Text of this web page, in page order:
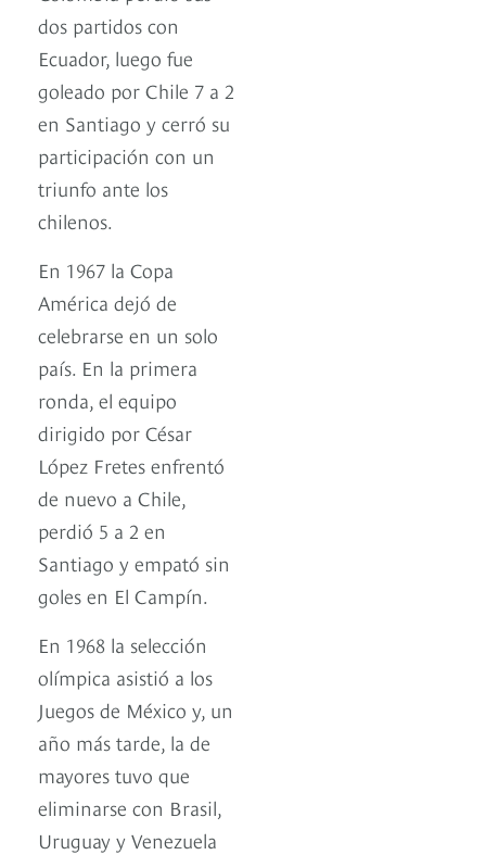
dos partidos con
Ecuador, luego fue
goleado por Chile 7 a 2
en Santiago y cerró su
participación con un
triunfo ante los
chilenos.
En 1967 la Copa
América dejó de
celebrarse en un solo
país. En la primera
ronda, el equipo
dirigido por César
López Fretes enfrentó
de nuevo a Chile,
perdió 5 a 2 en
Santiago y empató sin
goles en El Campín.
En 1968 la selección
olímpica asistió a los
Juegos de México y, un
año más tarde, la de
mayores tuvo que
eliminarse con Brasil,
Uruguay y Venezuela